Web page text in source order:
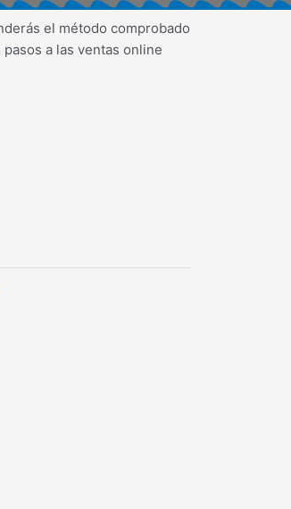
el método comprobado
a las ventas online